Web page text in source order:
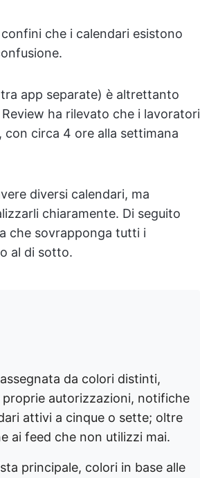
che i calendari esistono
app separate) è altrettanto
ha rilevato che i lavoratori
, con circa 4 ore alla settimana
diversi calendari, ma
chiaramente. Di seguito
che sovrapponga tutti i
al di sotto.
da colori distinti,
autorizzazioni, notifiche
attivi a cinque o sette; oltre
ai feed che non utilizzi mai.
principale, colori in base alle